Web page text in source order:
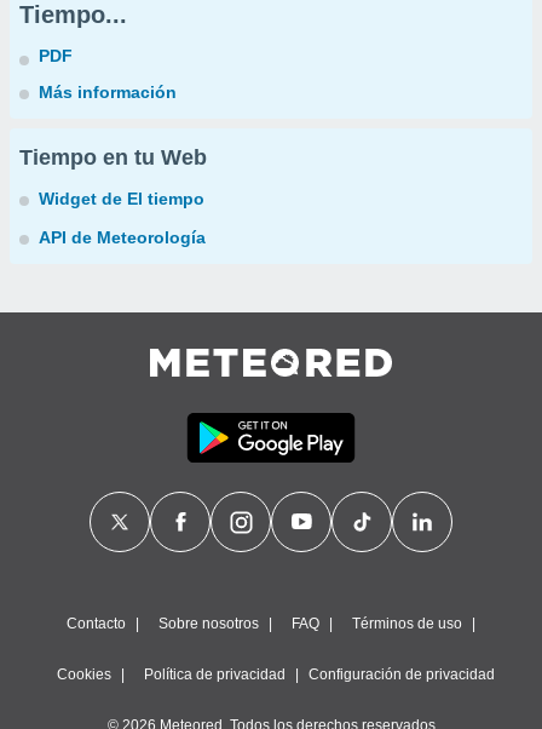
Tiempo...
PDF
Más información
Tiempo en tu Web
Widget de El tiempo
API de Meteorología
Contacto Sobre nosotros FAQ Términos de uso
Cookies Política de privacidad Configuración de privacidad
© 2026 Meteored. Todos los derechos reservados